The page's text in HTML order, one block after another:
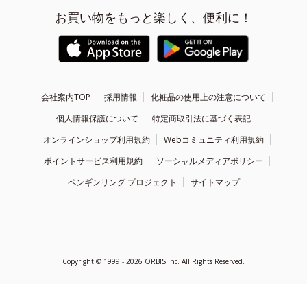
お買い物をもっと楽しく、便利に！
会社案内TOP 採用情報
化粧品の使用上の注意について
個人情報保護について
特定商取引法に基づく表記
オンラインショップ利用規約
Webコミュニティ利用規約
ポイントサービス利用規約
ソーシャルメディアポリシー
ペンギンリング プロジェクト
サイトマップ
Copyright © 1999 - 2026 ORBIS Inc. All Rights Reserved.